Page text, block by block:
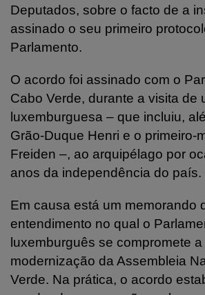
Deputados, sobre o facto de a
assinado o seu primeiro
Parlamento.
O acordo foi assinado com o
Cabo Verde, durante a visita de
luxemburguesa – que incluiu,
Grão-Duque Henri e o primeiro-
Freiden –, ao arquipélago por
anos da independência do país.
Em causa está um memorando
entendimento no qual o
luxemburguês se compromete
modernização da Assembleia
Verde. Na prática, o acordo